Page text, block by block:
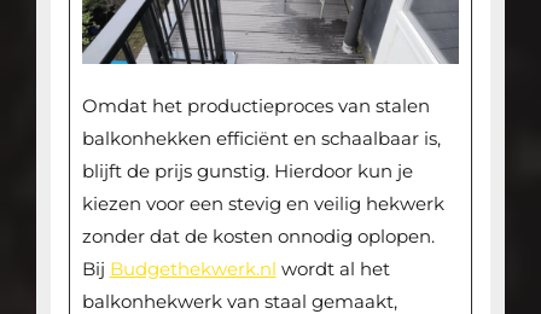
Omdat het productieproces van stalen
balkonhekken efficiënt en schaalbaar is,
blijft de prijs gunstig. Hierdoor kun je
kiezen voor een stevig en veilig hekwerk
zonder dat de kosten onnodig oplopen.
Bij Budgethekwerk.nl wordt al het
balkonhekwerk van staal gemaakt,